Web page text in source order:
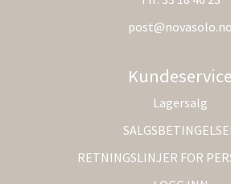
post@novasolo.no
Kundeservice
Lagersalg
RETNINGSLINJER FOR